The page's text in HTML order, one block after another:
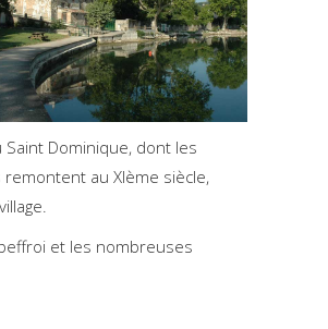
Saint Dominique, dont les
au XIème siècle,
et les nombreuses